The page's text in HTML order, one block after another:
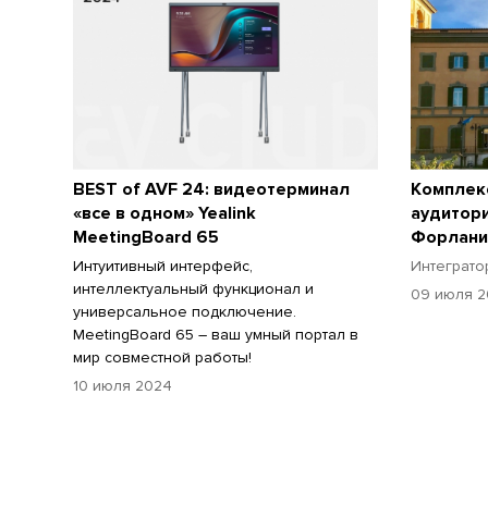
BEST of AVF 24: видеотерминал
«все в одном» Yealink
MeetingBoard 65
Интуитивный интерфейс,
интеллектуальный функционал и
универсальное подключение.
MeetingBoard 65 – ваш умный портал в
мир совместной работы!
10 июля 2024
09 июля